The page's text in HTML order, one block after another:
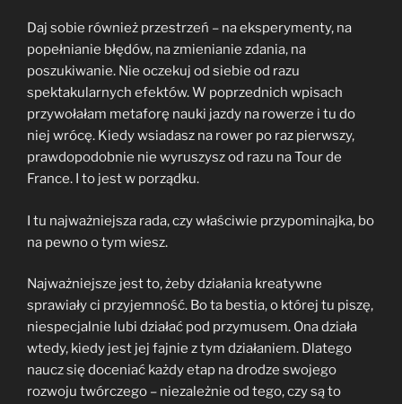
Daj sobie również przestrzeń – na eksperymenty, na
popełnianie błędów, na zmienianie zdania, na
poszukiwanie. Nie oczekuj od siebie od razu
spektakularnych efektów. W poprzednich wpisach
przywołałam metaforę nauki jazdy na rowerze i tu do
niej wrócę. Kiedy wsiadasz na rower po raz pierwszy,
prawdopodobnie nie wyruszysz od razu na Tour de
France. I to jest w porządku.
I tu najważniejsza rada, czy właściwie przypominajka, bo
na pewno o tym wiesz.
Najważniejsze jest to, żeby działania kreatywne
sprawiały ci przyjemność. Bo ta bestia, o której tu piszę,
niespecjalnie lubi działać pod przymusem. Ona działa
wtedy, kiedy jest jej fajnie z tym działaniem. Dlatego
naucz się doceniać każdy etap na drodze swojego
rozwoju twórczego – niezależnie od tego, czy są to